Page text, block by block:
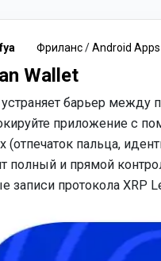
Фриланс/Android Apps
Wallet
устраняет барьер между
приложение с
(отпечаток пальца,
полный и прямой
записи протокола XRP